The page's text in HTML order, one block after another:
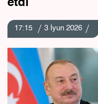
etdi
17:15 3 İyun 2026